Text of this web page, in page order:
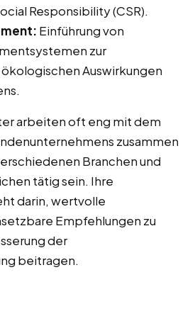
Responsibility (CSR).
Einführung von
zur
Auswirkungen
arbeiten oft eng mit dem
zusammen
Branchen und
tätig sein. Ihre
darin, wertvolle
Empfehlungen zu
der
beitragen.